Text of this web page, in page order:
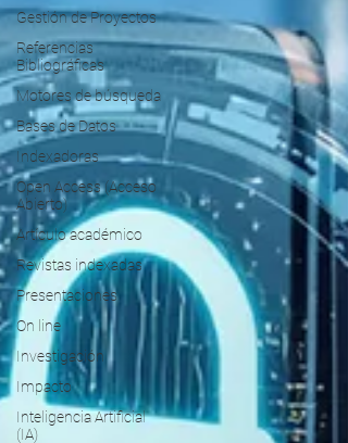
Gestión de Proyectos
Referencias
Bibliográficas
Motores de búsqueda
Bases de Datos
Indexadoras
Open Access (Acceso
Abierto)
Artículo académico
Revistas indexadas
Presentaciones
On line
Investigación
Impacto
Inteligencia Artificial
(IA)